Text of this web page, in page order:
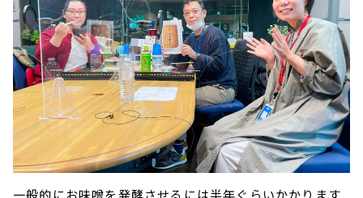
一般的にお味噌を発酵させるには半年ぐらいかかります